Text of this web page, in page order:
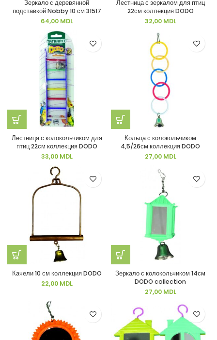
Зеркало с деревянной
подставкой Nobby 10 см 31517
64,00 MDL
Лестница с зеркалом для птиц
22см коллекция DODO
32,00 MDL
Лестница с колокольчиком для
птиц 22см коллекция DODO
33,00 MDL
Кольца с колокольчиком
4,5/26см коллекция DODO
27,00 MDL
Качели 10 см коллекция DODO
22,00 MDL
Зеркало с колокольчиком 14см
DODO collection
27,00 MDL